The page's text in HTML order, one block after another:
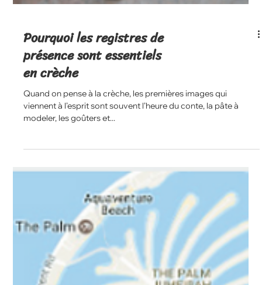
Pourquoi les registres de
présence sont essentiels
en crèche
Quand on pense à la crèche, les premières images qui